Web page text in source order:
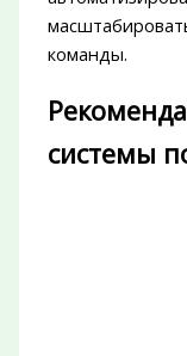
команды.
системы